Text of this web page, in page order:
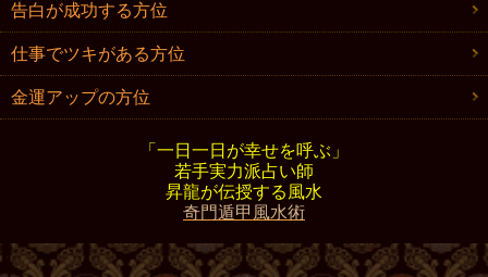
告白が成功する方位
仕事でツキがある方位
金運アップの方位
「一日一日が幸せを呼ぶ」
若手実力派占い師
昇龍が伝授する風水
奇門遁甲風水術